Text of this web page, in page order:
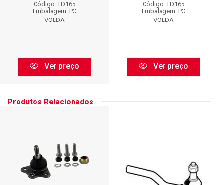
Código: TD165
Embalagem: PC
VOLDA
Ver preço
Código: TD165
Embalagem: PC
VOLDA
Ver preço
Produtos Relacionados